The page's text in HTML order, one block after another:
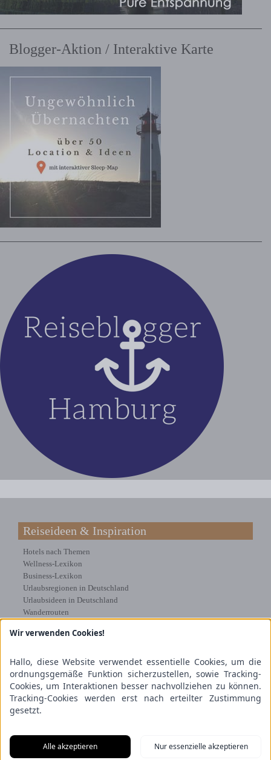
Blogger-Aktion / Interaktive Karte
Reiseideen & Inspiration
Hotels nach Themen
Wellness-Lexikon
Business-Lexikon
Urlaubsregionen in Deutschland
Urlaubsideen in Deutschland
Wanderrouten
Kooperation & Zusammenarbeit
Kundenbereich
Presse
Über uns
Kooperation/Zusammenarbeit
Service/Partner
Rechtliches
Wir verwenden Cookies!
Hallo, diese Website verwendet essentielle Cookies, um die
ordnungsgemäße Funktion sicherzustellen, sowie Tracking-
Cookies, um Interaktionen besser nachvollziehen zu können.
Tracking-Cookies werden erst nach erteilter Zustimmung
gesetzt.
Alle akzeptieren Nur essenzielle akzeptieren